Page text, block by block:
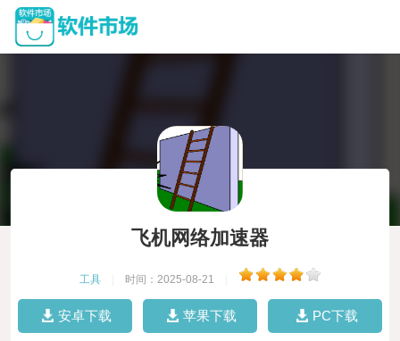
飞机网络加速器
工具 时间：2025-08-21
安卓下载 苹果下载 PC下载